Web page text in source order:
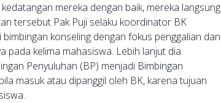
mereka dengan baik, mereka langsung
tersebut Pak Puji selaku koordinator BK
konseling dengan fokus penggalian dan
pada kelima mahasiswa. Lebih lanjut dia
Penyuluhan (BP) menjadi Bimbingan
masuk atau dipanggil oleh BK, karena tujuan